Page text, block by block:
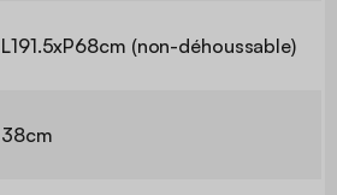
L191.5xP68cm (non-déhoussable)
38cm